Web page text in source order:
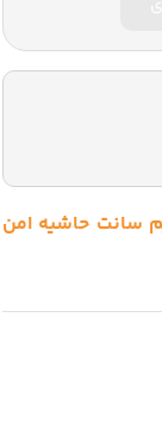
سانت حاشیه امن